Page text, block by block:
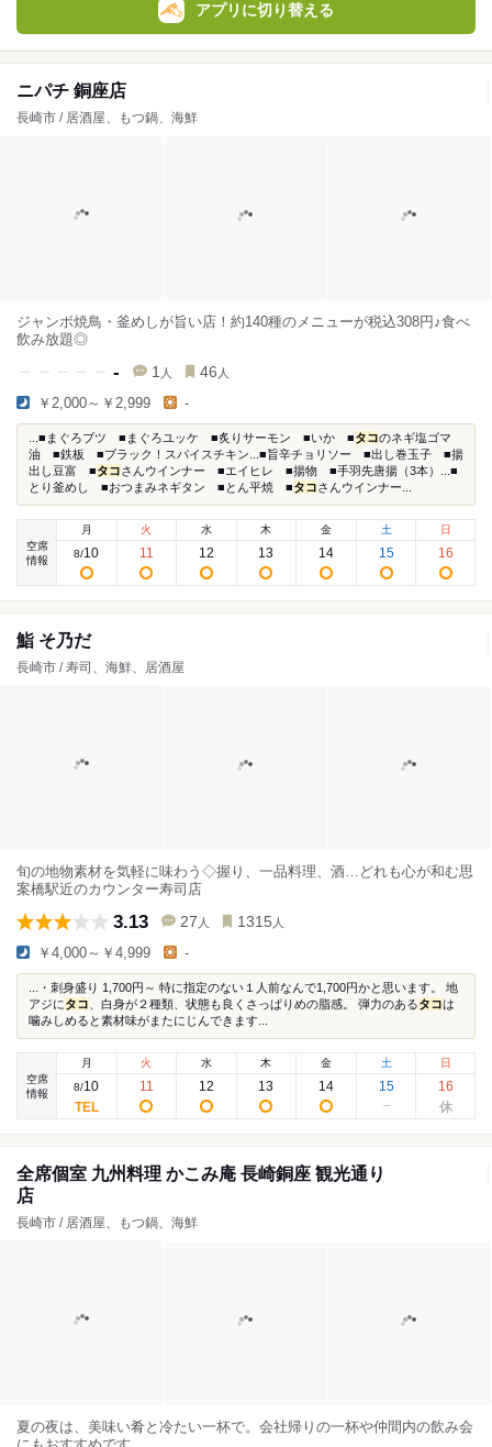
アプリに切り替える
ニパチ 銅座店
長崎市 / 居酒屋、もつ鍋、海鮮
ジャンボ焼鳥・釜めしが旨い店！約140種のメニューが税込308円♪食べ
飲み放題◎
- 1 人 46 人
￥2,000～￥2,999 -
...■まぐろブツ ■まぐろユッケ ■炙りサーモン ■いか ■タコのネギ塩ゴマ
油 ■鉄板 ■ブラック！スパイスチキン...■旨辛チョリソー ■出し巻玉子 ■揚
出し豆富 ■タコさんウインナー ■エイヒレ ■揚物 ■手羽先唐揚（3本）...■
とり釜めし ■おつまみネギタン ■とん平焼 ■タコさんウインナー...
空席
情報
月
8/10
火
11
水
12
木
13
金
14
土
15
日
16
鮨 そ乃だ
長崎市 / 寿司、海鮮、居酒屋
旬の地物素材を気軽に味わう◇握り、一品料理、酒…どれも心が和む思
案橋駅近のカウンター寿司店
3.13 27 人 1315 人
￥4,000～￥4,999 -
...・刺身盛り 1,700円～ 特に指定のない１人前なんで1,700円かと思います。 地
アジにタコ 、白身が２種類、状態も良くさっぱりめの脂感。 弾力のあるタコは
噛みしめると素材味がまたにじんできます...
空席
情報
月
8/10
火
11
水
12
木
13
金
14
土
15
日
16
全席個室 九州料理 かこみ庵 長崎銅座 観光通り
店
長崎市 / 居酒屋、もつ鍋、海鮮
夏の夜は、美味い肴と冷たい一杯で。会社帰りの一杯や仲間内の飲み会